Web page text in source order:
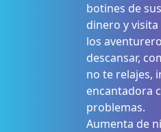
botines de
dinero y
los
descansar,
no te relajes,
encantadora
problemas.
Aumenta de